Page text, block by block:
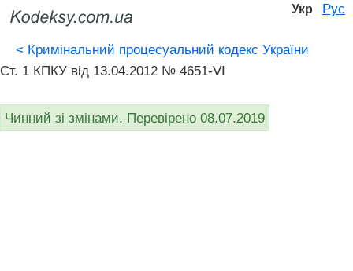
Укр Рус
< Кримінальний процесуальний кодекс України
Ст. 1 КПКУ від 13.04.2012 № 4651-VI
Чинний зі змінами. Перевірено 08.07.2019